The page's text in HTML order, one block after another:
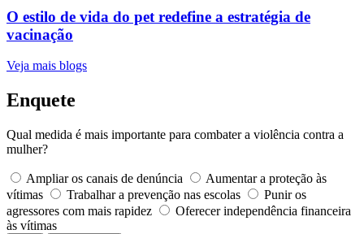
O estilo de vida do pet redefine a estratégia de
vacinação
Veja mais blogs
Enquete
Qual medida é mais importante para combater a violência contra a
mulher?
Ampliar os canais de denúncia
Aumentar a proteção às
vítimas
Trabalhar a prevenção nas escolas
Punir os
agressores com mais rapidez
Oferecer independência financeira
às vítimas